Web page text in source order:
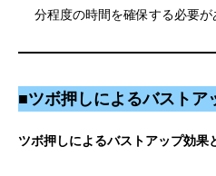
分程度の時間を確保する必要が
■ツボ押しによるバストア
ツボ押しによるバストアップ効果